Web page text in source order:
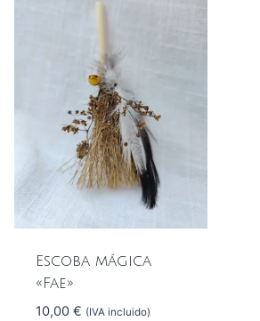
Escoba mágica
«Fae»
10,00€ (IVA incluido)